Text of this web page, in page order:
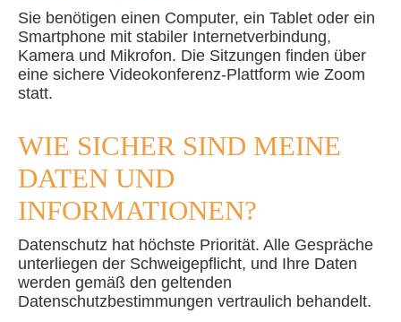
Sie benötigen einen Computer, ein Tablet oder ein
Smartphone mit stabiler Internetverbindung,
Kamera und Mikrofon. Die Sitzungen finden über
eine sichere Videokonferenz-Plattform wie Zoom
statt.
WIE SICHER SIND MEINE
DATEN UND
INFORMATIONEN?
Datenschutz hat höchste Priorität. Alle Gespräche
unterliegen der Schweigepflicht, und Ihre Daten
werden gemäß den geltenden
Datenschutzbestimmungen vertraulich behandelt.